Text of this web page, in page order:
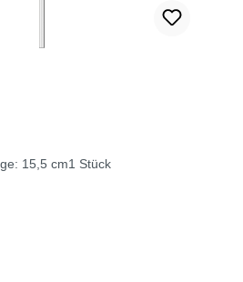
von 0 von 5 Sternen
15,5 cm1 Stück
Gib den gewünschten